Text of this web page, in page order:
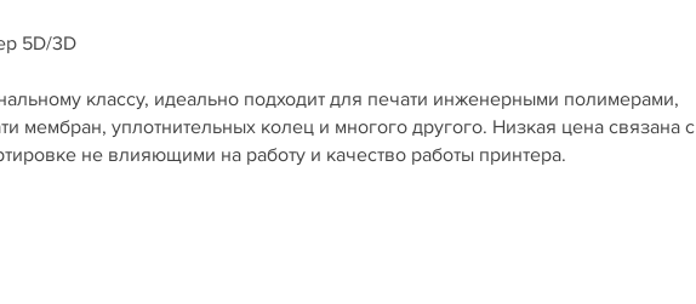
5D/3D
классу, идеально подходит для печати инженерными полимерами,
мембран, уплотнительных колец и многого другого. Низкая цена связана с
не влияющими на работу и качество работы принтера.